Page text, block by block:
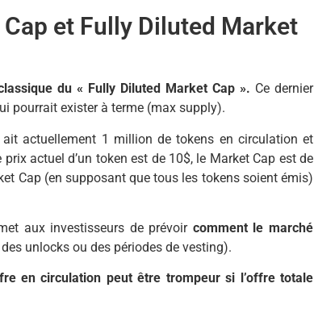
et Fully Diluted Market
du « Fully Diluted Market Cap ». Ce dernier
pourrait exister à terme (max supply).
ait actuellement 1 million de tokens en circulation et
actuel d’un token est de 10$, le Market Cap est de
Cap (en supposant que tous les tokens soient émis)
aux investisseurs de prévoir comment le marché
unlocks ou des périodes de vesting).
en circulation peut être trompeur si l’offre totale